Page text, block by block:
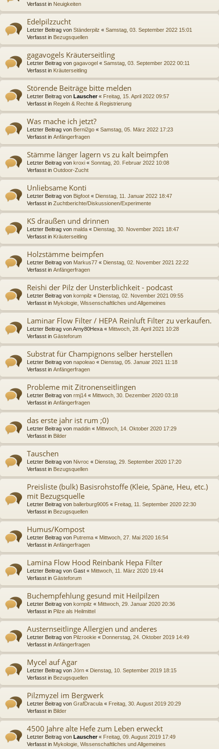
Verfasst in Neuigkeiten
Edelpilzzucht
Letzter Beitrag von Ständerpilz « Samstag, 03. September 2022 15:01
Verfasst in Bezugsquellen
gagavogels Kräuterseitling
Letzter Beitrag von gagavogel « Samstag, 03. September 2022 00:11
Verfasst in Kräuterseitling
Störende Beiträge bitte melden
Letzter Beitrag von Lauscher« Freitag, 15. April 2022 09:57
Verfasst in Regeln & Rechte & Registrierung
Was mache ich jetzt?
Letzter Beitrag von Berni2go « Samstag, 05. März 2022 17:23
Verfasst in Anfängerfragen
Stämme länger lagern vs zu kalt beimpfen
Letzter Beitrag von kroxi « Sonntag, 20. Februar 2022 10:08
Verfasst in Outdoor-Zucht
Unliebsame Konti
Letzter Beitrag von Bigfoot « Dienstag, 11. Januar 2022 18:47
Verfasst in Zuchtberichte/Diskussionen/Experimente
KS draußen und drinnen
Letzter Beitrag von malda « Dienstag, 30. November 2021 18:47
Verfasst in Kräuterseitling
Holzstämme beimpfen
Letzter Beitrag von Markus77 « Dienstag, 02. November 2021 22:22
Verfasst in Anfängerfragen
Reishi der Pilz der Unsterblichkeit - podcast
Letzter Beitrag von kornpilz « Dienstag, 02. November 2021 09:55
Verfasst in Mykologie, Wissenschaftliches und Allgemeines
Laminar Flow Filter / HEPA Reinluft Filter zu verkaufen.
Letzter Beitrag vonArny80Hexa « Mittwoch, 28. April 2021 10:28
Verfasst in Gästeforum
Substrat für Champignons selber herstellen
Letzter Beitrag von napoleao « Dienstag, 05. Januar 2021 11:18
Verfasst in Anfängerfragen
Probleme mit Zitronenseitlingen
Letzter Beitrag von rmj14 « Mittwoch, 30. Dezember 2020 03:18
Verfasst in Anfängerfragen
das erste jahr ist rum ;0)
Letzter Beitrag von maddin « Mittwoch, 14. Oktober 2020 17:29
Verfasst in Bilder
Tauschen
Letzter Beitrag von Nivroc « Dienstag, 29. September 2020 17:20
Verfasst in Bezugsquellen
Preisliste (bulk) Basisrohstoffe (Kleie, Späne, Heu, etc.)
mit Bezugsquelle
Letzter Beitrag von ballerburg9005 « Freitag, 11. September 2020 22:30
Verfasst in Bezugsquellen
Humus/Kompost
Letzter Beitrag von Putrema « Mittwoch, 27. Mai 2020 16:54
Verfasst in Anfängerfragen
Lamina Flow Hood Reinbank Hepa Filter
Letzter Beitrag von Gast « Mittwoch, 11. März 2020 19:44
Verfasst in Gästeforum
Buchempfehlung gesund mit Heilpilzen
Letzter Beitrag von kornpilz « Mittwoch, 29. Januar 2020 20:36
Verfasst in Pilze als Heilmittel
Austernseitlinge Allergien und anderes
Letzter Beitrag von Pilzrookie « Donnerstag, 24. Oktober 2019 14:49
Verfasst in Anfängerfragen
Mycel auf Agar
Letzter Beitrag von Jörn « Dienstag, 10. September 2019 18:15
Verfasst in Bezugsquellen
Pilzmyzel im Bergwerk
Letzter Beitrag von GrafDracula « Freitag, 30. August 2019 20:29
Verfasst in Bilder
4500 Jahre alte Hefe zum Leben erweckt
Letzter Beitrag von Lauscher« Freitag, 09. August 2019 17:49
Verfasst in Mykologie, Wissenschaftliches und Allgemeines